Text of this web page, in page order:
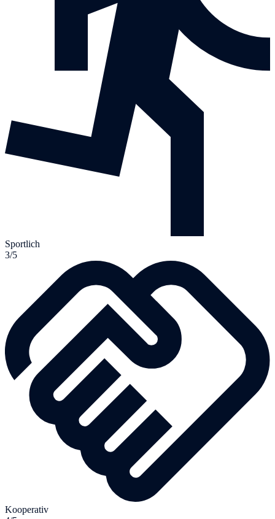
Sportlich
3/5
Kooperativ